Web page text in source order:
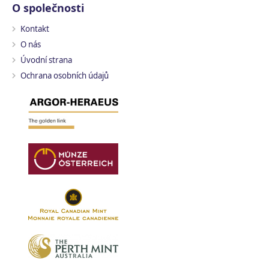
O společnosti
Kontakt
O nás
Úvodní strana
Ochrana osobních údajů